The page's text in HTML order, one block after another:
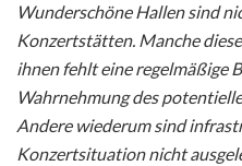
Wunderschöne Hallen sind
Konzertstätten. Manche
ihnen fehlt eine regelmäßige
Wahrnehmung des
Andere wiederum sind
Konzertsituation nicht